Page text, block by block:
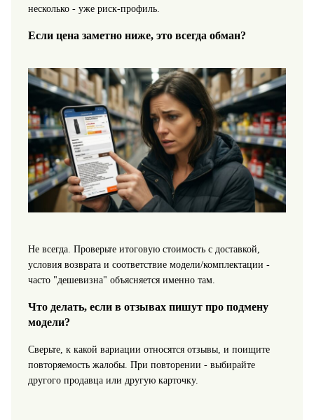
несколько - уже риск-профиль.
Если цена заметно ниже, это всегда обман?
Не всегда. Проверьте итоговую стоимость с доставкой,
условия возврата и соответствие модели/комплектации -
часто "дешевизна" объясняется именно там.
Что делать, если в отзывах пишут про подмену
модели?
Сверьте, к какой вариации относятся отзывы, и поищите
повторяемость жалобы. При повторении - выбирайте
другого продавца или другую карточку.